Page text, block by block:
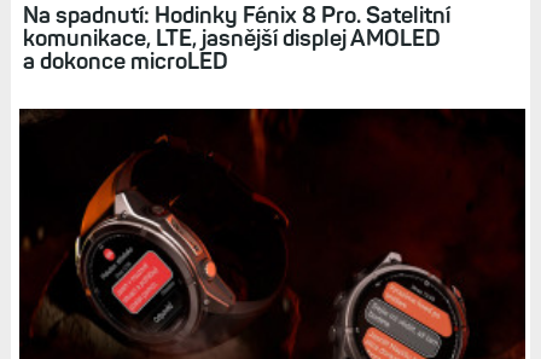
Na spadnutí: Hodinky Fénix 8 Pro. Satelitní
komunikace, LTE, jasnější displej AMOLED
a dokonce microLED